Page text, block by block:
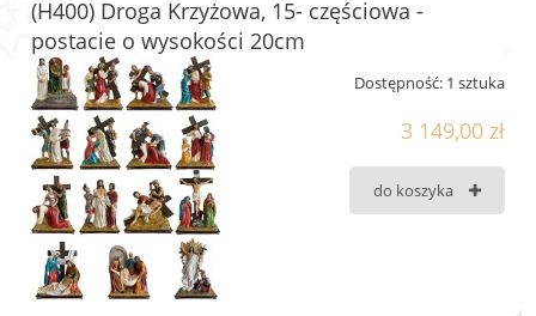
(H400) Droga Krzyżowa, 15- częściowa -
postacie o wysokości 20cm
Dostępność: 1 sztuka
3 149,00 zł
do koszyka